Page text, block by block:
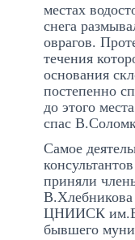
местах
снега
оврагов.
течения
основания
постепенно
до этого
спас
Самое
приняли
ЦНИИСК
бывшего